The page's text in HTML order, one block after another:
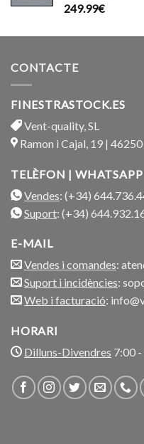
Puntuat
249.99€
CONTACTE
FINESTRASTOCK.ES
Vent-quality, SL
Ramon i Cajal, 19 |
TELÈFON | WHATSAPP
Vendes: (+34)
Suport: (+34)
E-MAIL
Vendes i comandes:
Suport i incidències:
Web i facturació:
HORARI
Dilluns-Divendres 7:00